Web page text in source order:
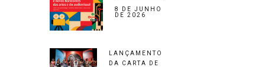
8 DE JUNHO
DE 2026
LANÇAMENTO
DA CARTA DE